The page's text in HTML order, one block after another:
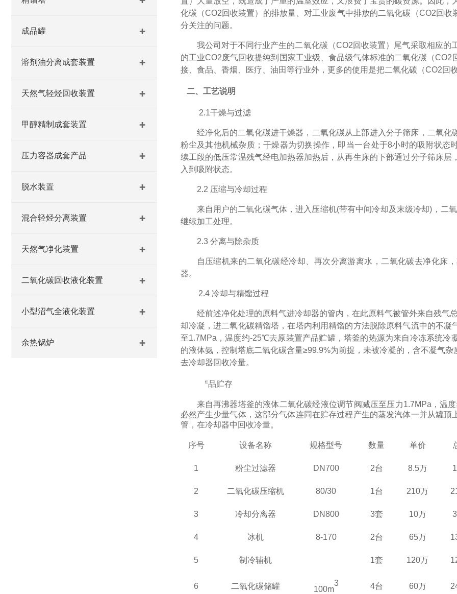
成品罐
溶剂油分离成套装置
天然气轻烃回收装置
甲醇精制成套装置
压力容器成套产品
脱水装置
混合轻烃分离装置
天然气净化装置
二氧化碳回收液化装置
小型沼气全液化装置
余热锅炉
化碳（CO2回收装置）的排放量、对工业废气中排放的二氧化碳（CO2回
分关注的问题。
我公司对于不同行业产生的二氧化碳（CO2回收装置）尾气采取相应的
的工业CO2废气回收提纯到国家工业级、食品级气体标准的二氧化碳（
接、食品、香烟、医疗、油田等行业外，更多的使用是把二氧化碳（CO2回
二、工艺说明
2.1干燥与过滤
经净化后的二氧化碳进干燥器，二氧化碳从上部进入分子筛床，二氧
粉尘及其他机械杂质；干燥器为切换操作，即当一台处于8小时的吸附状态
续工段的低压常温残气经电加热器加热后，从再生床的下部通过分子筛床
入到吸附状态。
2.2 压缩与冷却过程
来自用户的二氧化碳气体，进入压缩机(带有中间冷却及末级冷却) ，二
继续加工处理。
2.3 分离与除杂质
自压缩机来的二氧化碳经冷却、再次分离游离水，二氧化碳去净化床
器。
2.4 冷却与精馏过程
经前述净化处理的原料气进冷却器的管内，在此原料气被管外来自残气
却冷凝，进二氧化碳精馏塔，在塔内利用精馏的方法脱除原料气流中的不
至1.7MPa ，温度约-25℃去原装置产品贮罐，塔釜的热源为来自冷冻系统冷
的液体氨，控制塔底二氧化碳含量≥99.9%为前提，未被冷凝的，含不凝气
去冷却器回收冷量。
产品贮存
来自再沸器塔釜的液体二氧化碳经液位调节阀减压至压力1.7MPa ，温
必然产生少量气体，这部分气体连同在贮存过程产生的蒸发汽体一并从罐
管，在冷却器中回收冷量。
序号 设备名称 规格型号 数量 单价
1 粉尘过滤器 DN700 2台 8.5万
2 二氧化碳压缩机 80/30 1台 210万
3 冷却分离器 DN800 3套 10万
4 冰机 8-170 2台 65万
5 制冷辅机 1套 120万
6 二氧化碳储罐 100m
3 4台 60万